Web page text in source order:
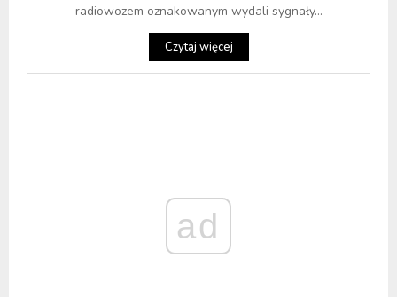
radiowozem oznakowanym wydali sygnały...
Czytaj więcej
ad